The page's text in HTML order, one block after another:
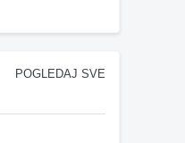
POGLEDAJ SVE